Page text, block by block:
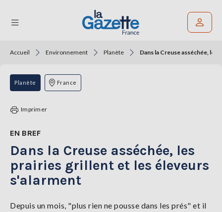
THÉMATIQUES
RÉGIONS
TENDANCES
SERVICES
LA
Accueil Environnement Planète Dans la Creuse asséchée,
Planète France
Imprimer
EN BREF
Dans la Creuse asséchée, les
prairies grillent et les éleveurs
s'alarment
Depuis un mois, "plus rien ne pousse dans les prés" et il